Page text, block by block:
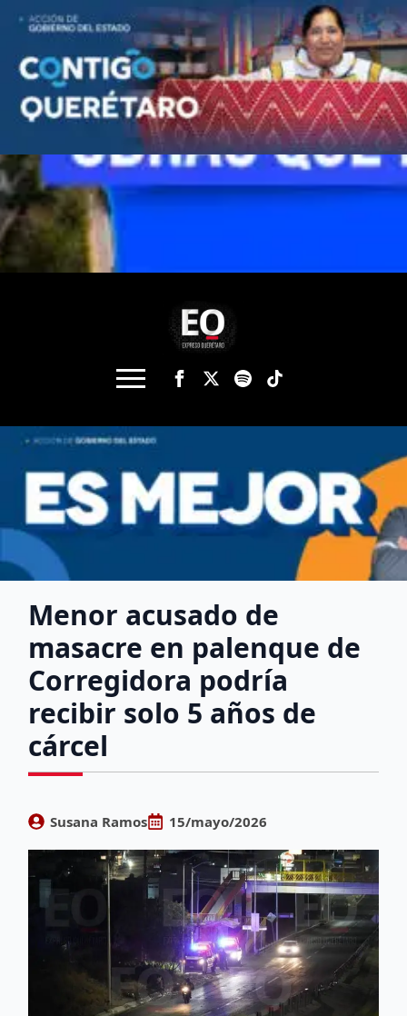
Menor acusado de
masacre en palenque de
Corregidora podría
recibir solo 5 años de
cárcel
Susana Ramos 15/mayo/2026